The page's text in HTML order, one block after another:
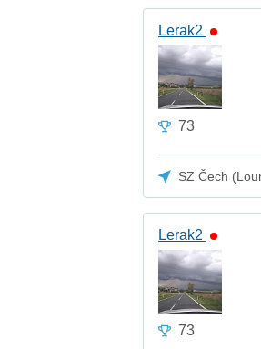
Lerak2
73
SZ Čech
Lerak2
73